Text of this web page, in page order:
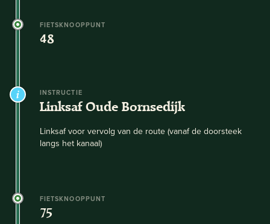
FIETSKNOOPPUNT
48
INSTRUCTIE
Linksaf Oude Bornsedijk
Linksaf voor vervolg van de route (vanaf de doorsteek
langs het kanaal)
FIETSKNOOPPUNT
75